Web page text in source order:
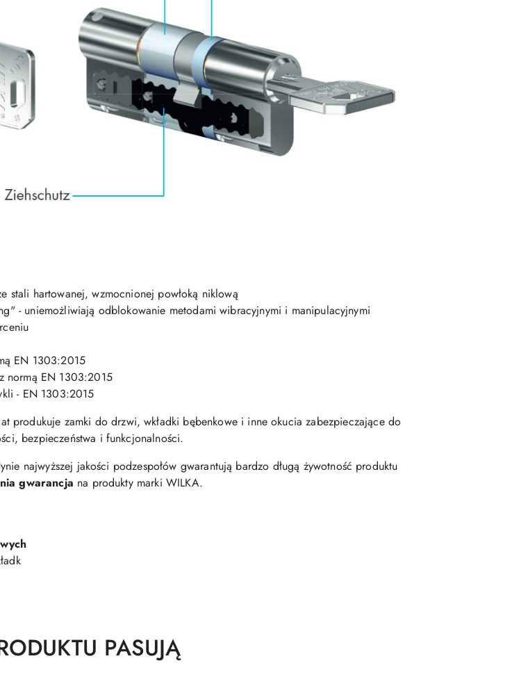
stali hartowanej, wzmocnionej powłoką niklową
- uniemożliwiają odblokowanie metodami wibracyjnymi i manipulacyjnymi
EN 1303:2015
normą EN 1303:2015
- EN 1303:2015
produkuje zamki do drzwi, wkładki bębenkowe i inne okucia zabezpieczające do
bezpieczeństwa i funkcjonalności.
najwyższej jakości podzespołów gwarantują bardzo długą żywotność produktu
gwarancja na produkty marki WILKA.
PASUJĄ